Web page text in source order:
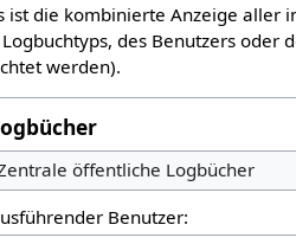
ist die kombinierte Anzeige aller
des Benutzers oder
werden).
öffentliche Logbücher
Benutzer: